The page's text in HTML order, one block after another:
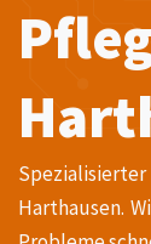
Harthausen.